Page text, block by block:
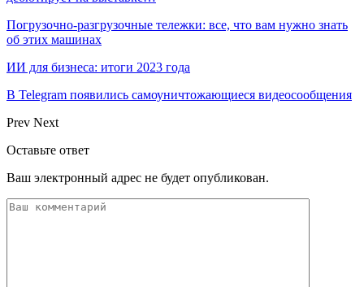
Погрузочно-разгрузочные тележки: все, что вам нужно знать
об этих машинах
ИИ для бизнеса: итоги 2023 года
В Telegram появились самоуничтожающиеся видеосообщения
Prev Next
Оставьте ответ
Ваш электронный адрес не будет опубликован.